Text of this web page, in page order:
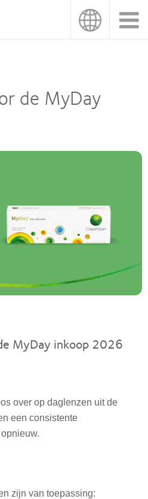
de MyDay
MyDay inkoop 2026
over op daglenzen uit de
een consistente
zijn van toepassing: